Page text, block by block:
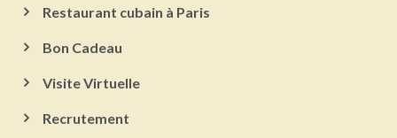
Restaurant cubain à Paris
Bon Cadeau
Visite Virtuelle
Recrutement